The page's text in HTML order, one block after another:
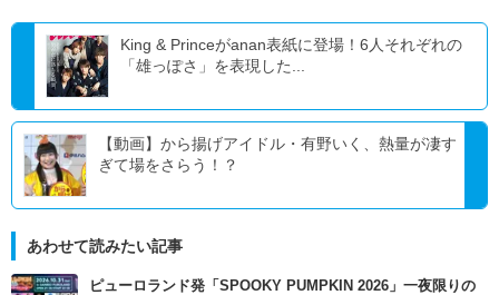
King & Princeがanan表紙に登場！6人それぞれの
「雄っぽさ」を表現した...
【動画】から揚げアイドル・有野いく、熱量が凄す
ぎて場をさらう！？
あわせて読みたい記事
ピューロランド発「SPOOKY PUMPKIN 2026」一夜限りの